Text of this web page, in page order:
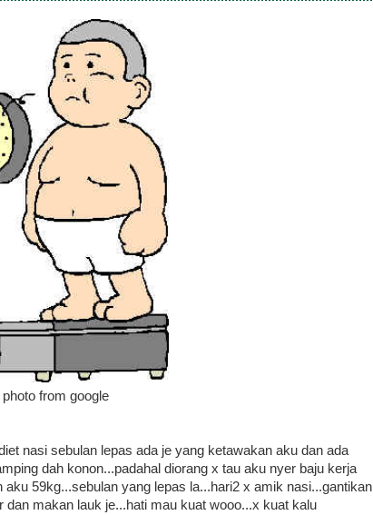
from google
nasi sebulan lepas ada je yang ketawakan aku dan ada
dah konon...padahal diorang x tau aku nyer baju kerja
59kg...sebulan yang lepas la...hari2 x amik nasi...gantikan
makan lauk je...hati mau kuat wooo...x kuat kalu